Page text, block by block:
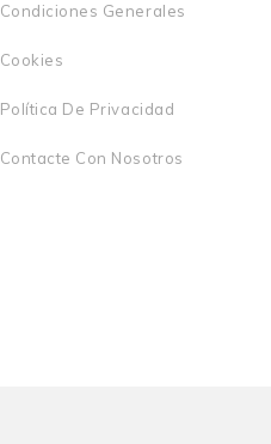
Condiciones Generales
Cookies
Política De Privacidad
Contacte Con Nosotros